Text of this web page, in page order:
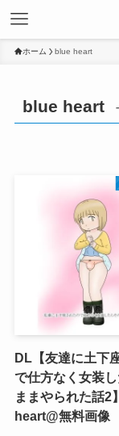
ホーム blue heart
blue heart
DL【友達に土下
で仕方なく女装
ままやられた話2
heart@無料画像